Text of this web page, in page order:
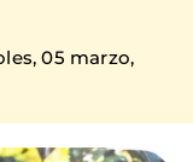
05 marzo,